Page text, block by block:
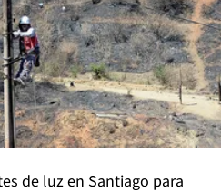
de luz en Santiago para